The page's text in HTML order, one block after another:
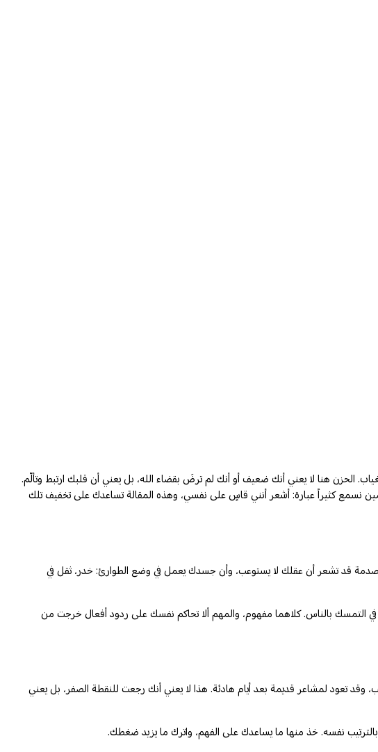
الحزن هنا لا يعني أنك ضعيف أو أنك لم ترضَ بقضاء الله، بل يعني أن قلبك ارتبط وتألّم.
نسمع كثيراً عبارة: أشعر أنني قاسٍ على نفسي، وهذه المقالة تساعدك على تخفيف تلك
الصدمة قد تشعر أن عقلك لا يستوعب، وأن جسدك يعمل في وضع الطوارئ: خدر، ثقل في
في التمسك بالناس. كلاهما مفهوم، والمهم ألا تحاكم نفسك على ردود أفعال خرجت من
وقد تعود لمشاعر قديمة بعد أيام هادئة. هذا لا يعني أنك رجعت للنقطة الصفر، بل يعني
بالترتيب نفسه. خذ منها ما يساعدك على الفهم، واترك ما يزيد ضغطك.